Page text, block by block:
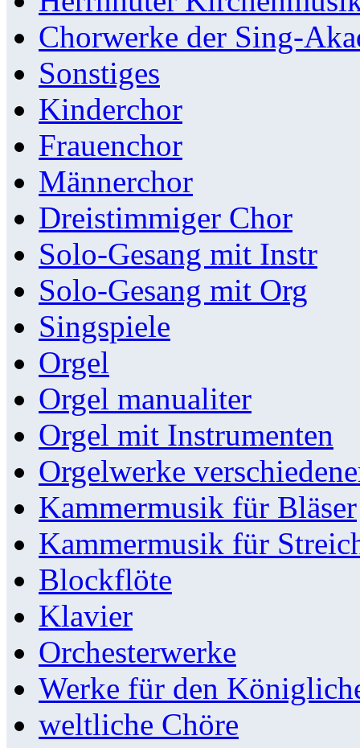
Chorwerke der Sing-
Sonstiges
Kinderchor
Frauenchor
Männerchor
Dreistimmiger Chor
Solo-Gesang mit Instr
Solo-Gesang mit Org
Singspiele
Orgel
Orgel manualiter
Orgel mit Instrumenten
Orgelwerke
Kammermusik für Bläser
Kammermusik für
Blockflöte
Klavier
Orchesterwerke
Werke für den
weltliche Chöre